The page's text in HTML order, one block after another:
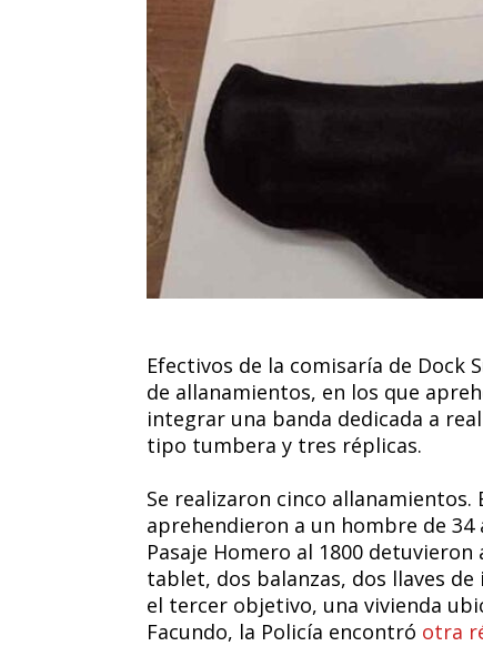
Efectivos de la comisaría de Dock
de allanamientos, en los que
integrar una banda dedicada a
tipo tumbera y tres réplicas.
Se realizaron cinco
aprehendieron a un hombre de
Pasaje Homero al 1800
tablet, dos balanzas, dos llaves de
el tercer objetivo, una vivienda
Facundo, la Policía encontró otra